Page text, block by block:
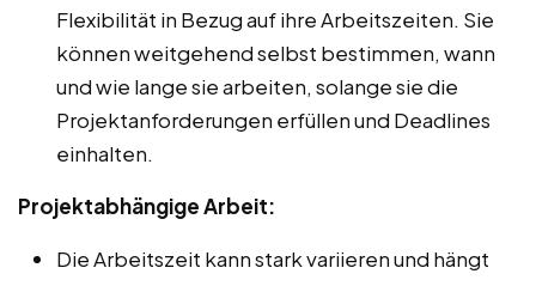
Flexibilität in Bezug auf ihre Arbeitszeiten. Sie
können weitgehend selbst bestimmen, wann
und wie lange sie arbeiten, solange sie die
Projektanforderungen erfüllen und Deadlines
einhalten.
Projektabhängige Arbeit:
Die Arbeitszeit kann stark variieren und hängt